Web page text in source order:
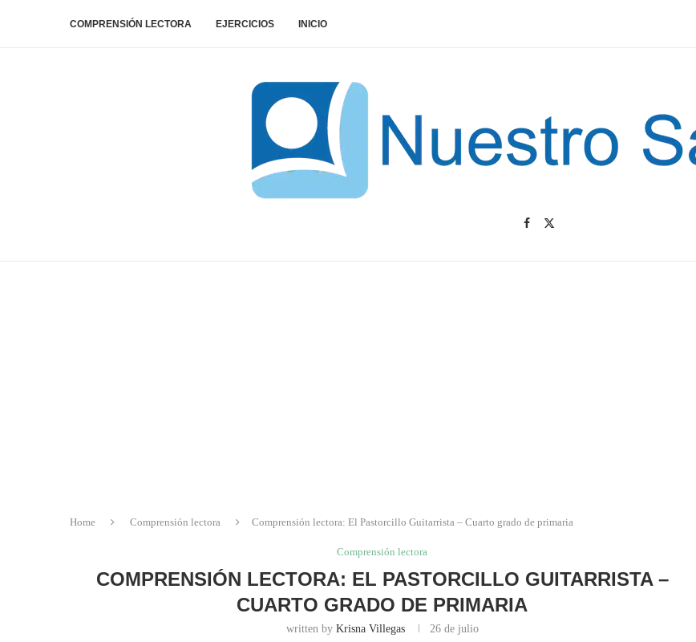
COMPRENSIÓN LECTORA EJERCICIOS INICIO
Home Comprensión lectora Comprensión lectora: El Pastorcillo Guitarrista – Cuarto grado de primaria
Comprensión lectora
COMPRENSIÓN LECTORA: EL PASTORCILLO GUITARRISTA –
CUARTO GRADO DE PRIMARIA
written by Krisna Villegas 26 de julio